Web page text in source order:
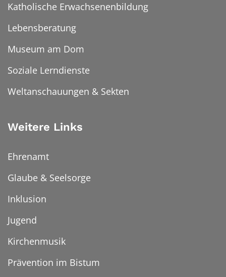
Katholische Erwachsenenbildung
Lebensberatung
Museum am Dom
Soziale Lerndienste
Weltanschauungen & Sekten
Weitere Links
Ehrenamt
Glaube & Seelsorge
Inklusion
Jugend
Kirchenmusik
Prävention im Bistum